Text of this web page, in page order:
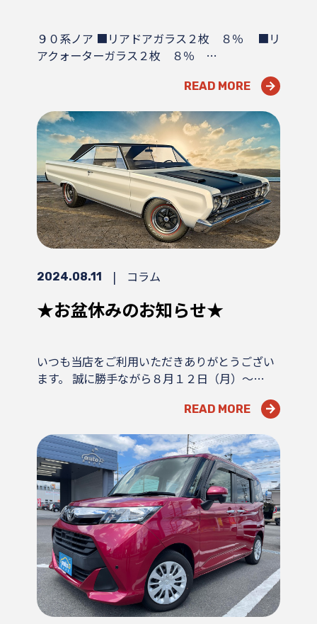
９０系ノア ■リアドアガラス２枚 ８％ ■リ
アクォーターガラス２枚 ８％ …
READ MORE
2024.08.11 | コラム
★お盆休みのお知らせ★
いつも当店をご利用いただきありがとうござい
ます。 誠に勝手ながら８月１２日（月）～…
READ MORE